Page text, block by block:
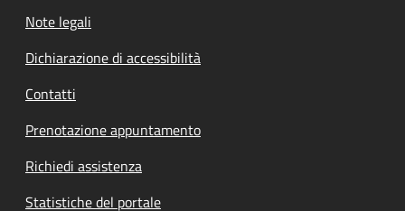
Note legali
Dichiarazione di accessibilità
Contatti
Prenotazione appuntamento
Richiedi assistenza
Statistiche del portale